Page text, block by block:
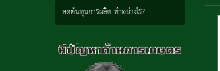
ลดต้นทุนการผลิต ทำอย่างไร?